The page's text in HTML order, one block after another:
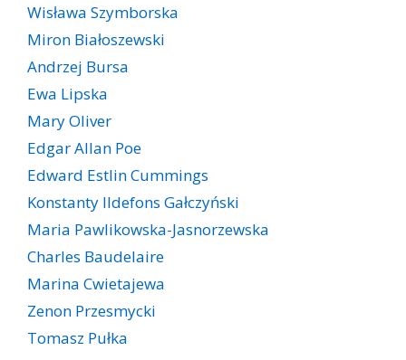
Wisława Szymborska
Miron Białoszewski
Andrzej Bursa
Ewa Lipska
Mary Oliver
Edgar Allan Poe
Edward Estlin Cummings
Konstanty Ildefons Gałczyński
Maria Pawlikowska-Jasnorzewska
Charles Baudelaire
Marina Cwietajewa
Zenon Przesmycki
Tomasz Pułka